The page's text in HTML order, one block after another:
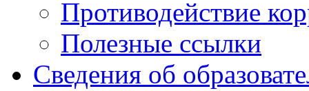
Противодействие
Полезные ссылки
Сведения об